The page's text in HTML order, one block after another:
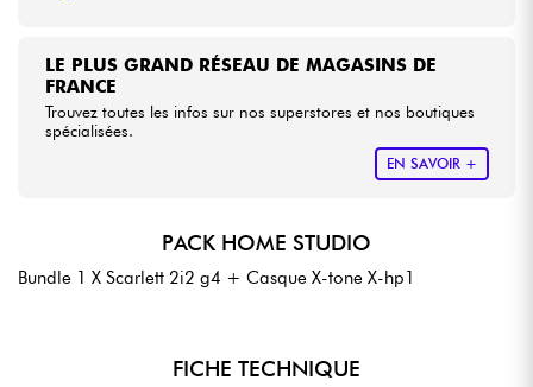
LE PLUS GRAND RÉSEAU DE MAGASINS DE
FRANCE
Trouvez toutes les infos sur nos superstores et nos boutiques
spécialisées.
EN SAVOIR +
PACK HOME STUDIO
Bundle 1 X Scarlett 2i2 g4 + Casque X-tone X-hp1
FICHE TECHNIQUE